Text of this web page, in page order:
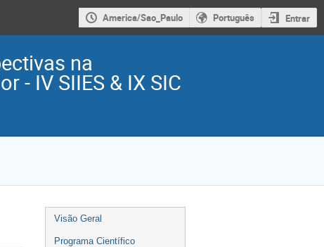
America/Sao_Paulo Português Entrar
na
- IV SIIES & IX SIC
Event
menu
Visão Geral
Programa Científico